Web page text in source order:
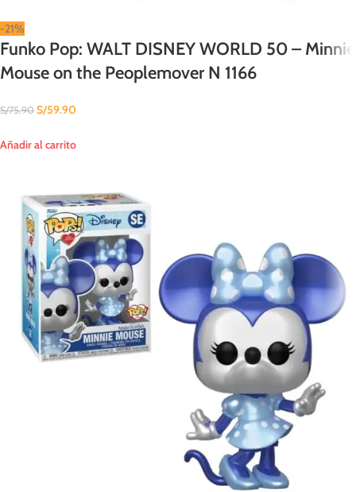
-21%
Funko Pop: WALT DISNEY WORLD 50 – Minnie
Mouse on the Peoplemover N 1166
S/75.90 S/59.90
Añadir al carrito